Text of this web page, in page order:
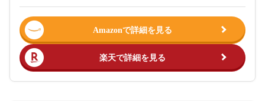
Amazonで詳細を見る
楽天で詳細を見る